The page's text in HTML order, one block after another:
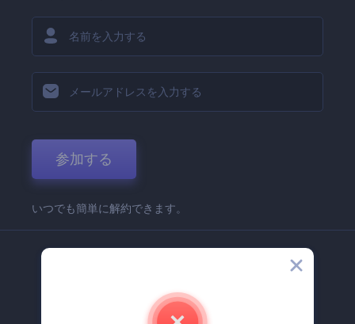
参加する
いつでも簡単に解約できます。
Renderforest 企業情報
お問い合わせ